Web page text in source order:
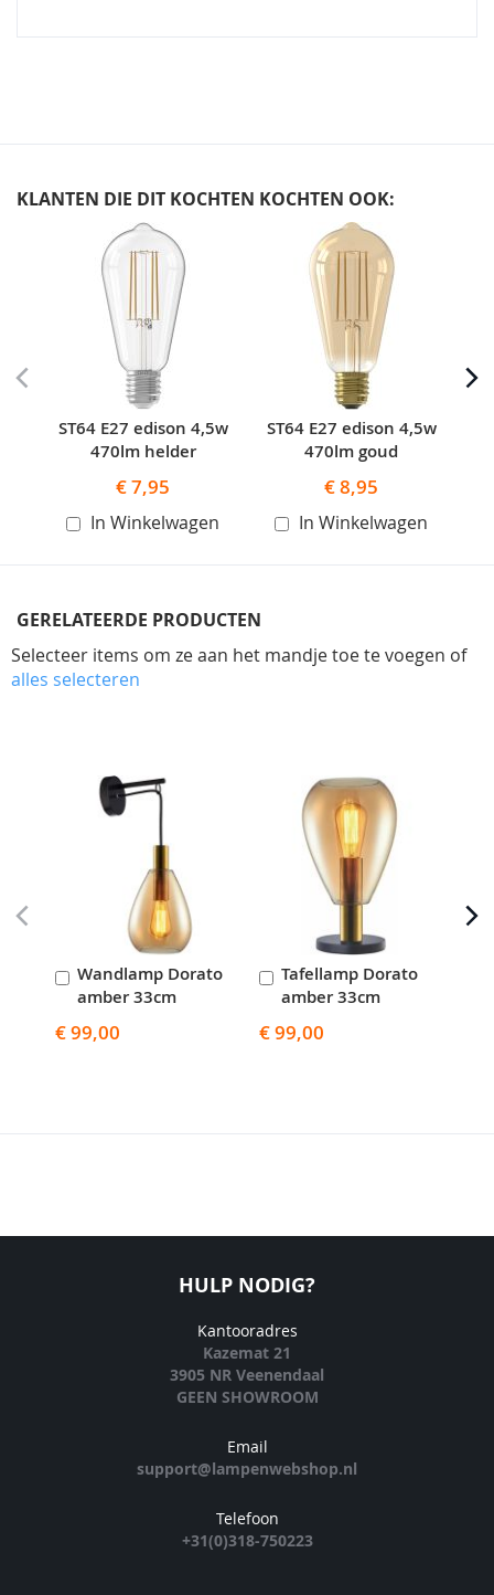
KLANTEN DIE DIT KOCHTEN KOCHTEN OOK:
carousel
ST64 E27 edison 4,5w
470lm helder
€ 7,95
In Winkelwagen
ST64 E27 edison 4,5w
470lm goud
€ 8,95
In Winkelwagen
GERELATEERDE PRODUCTEN
Selecteer items om ze aan het mandje toe te voegen of
alles selecteren
Wandlamp Dorato
amber 33cm
€ 99,00
In
Winkelwagen
Tafellamp Dorato
amber 33cm
€ 99,00
In
Winkelwagen
HULP NODIG?
Kantooradres
Kazemat 21
3905 NR Veenendaal
GEEN SHOWROOM
Email
support@lampenwebshop.nl
Telefoon
+31(0)318-750223